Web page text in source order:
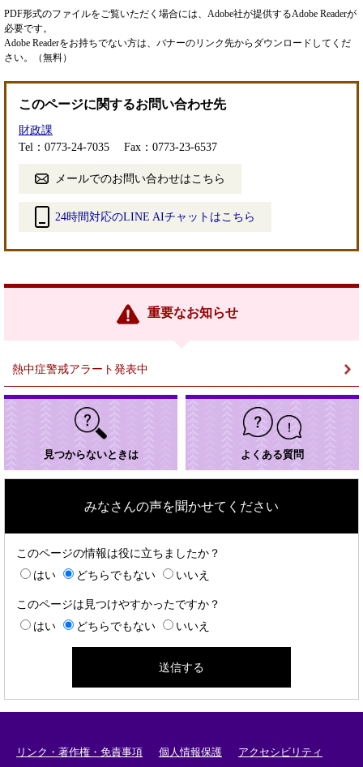
PDF形式のファイルをご覧いただく場合には、Adobe社が提供するAdobe Readerが
必要です。
Adobe Readerをお持ちでない方は、バナーのリンク先からダウンロードしてくだ
さい。（無料）
このページに関するお問い合わせ先
財政課
Tel：0773-24-7035
Fax：0773-23-6537
メールでのお問い合わせはこちら
24時間対応のLINE AIチャットはこちら
リ
重要なお知らせ
熱中症警戒アラート発表中
見つからないときは よくある質問
みなさんの声を聞かせてください
このページの情報は役に立ちましたか？
はい
どちらでもない いいえ
このページは見つけやすかったですか？
はい
どちらでもない いいえ
リンク・著作権・免責事項 個人情報保護 アクセシビリティ